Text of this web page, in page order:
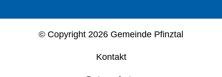
© Copyright 2026 Gemeinde Pfinztal
Kontakt